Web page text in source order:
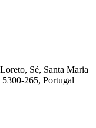
Sé, Santa Maria
265, Portugal